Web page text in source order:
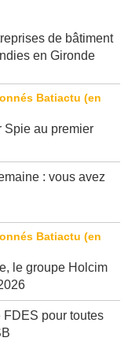
de bâtiment
en Gironde
Spie au premier
: vous avez
le groupe Holcim
FDES pour toutes